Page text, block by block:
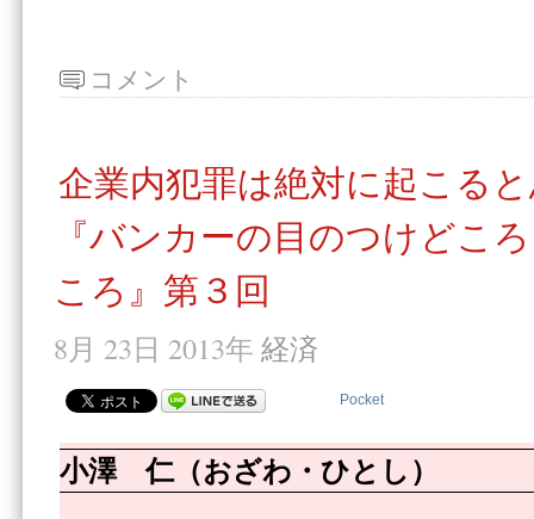
コメント
企業内犯罪は絶対に起こる
『バンカーの目のつけどこ
ころ』第３回
8月 23日 2013年 経済
Pocket
小澤 仁（おざわ・ひとし）